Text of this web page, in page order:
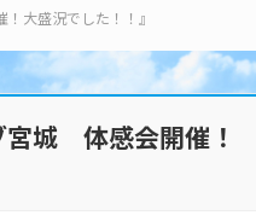
大盛況でした！！』
宮城 体感会開催！